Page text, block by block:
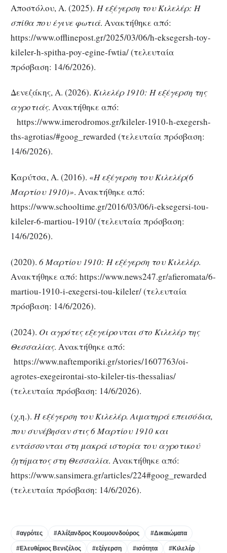
Αποστόλου, Α. (2025). Η εξέγερση του Κιλελέρ: Η
σπίθα που έγινε φωτιά. Ανακτήθηκε από:
https://www.offlinepost.gr/2025/03/06/h-eksegersh-toy-
kileler-h-spitha-poy-egine-fwtia/ (τελευταία
πρόσβαση: 14/6/2026).
Δενεζάκης, Α. (2026). Κιλελέρ 1910: Η εξέγερση της
αγροτιάς. Ανακτήθηκε από:
https://www.imerodromos.gr/kileler-1910-h-exegersh-
ths-agrotias/#goog_rewarded (τελευταία πρόσβαση:
14/6/2026).
Καρύτσα, Α. (2016). «Η εξέγερση του Κιλελέρ(6
Μαρτίου 1910)». Ανακτήθηκε από:
https://www.schooltime.gr/2016/03/06/i-eksegersi-tou-
kileler-6-martiou-1910/ (τελευταία πρόσβαση:
14/6/2026).
(2020). 6 Μαρτίου 1910: Η εξέγερση του Κιλελέρ.
Ανακτήθηκε από: https://www.news247.gr/afieromata/6-
martiou-1910-i-exegersi-tou-kileler/ (τελευταία
πρόσβαση: 14/6/2026).
(2024). Οι αγρότες εξεγείρονται στο Κιλελέρ της
Θεσσαλίας. Ανακτήθηκε από:
https://www.naftemporiki.gr/stories/1607763/oi-
agrotes-exegeirontai-sto-kileler-tis-thessalias/
(τελευταία πρόσβαση: 14/6/2026).
(χ.η.). Η εξέγερση του Κιλελέρ. Αιματηρά επεισόδια,
που συνέβησαν στις 6 Μαρτίου 1910 και
εντάσσονται στη μακρά ιστορία του αγροτικού
ζητήματος στη Θεσσαλία. Ανακτήθηκε από:
https://www.sansimera.gr/articles/224#goog_rewarded
(τελευταία πρόσβαση: 14/6/2026).
#αγρότες #Αλέξανδρος Κουμουνδούρος #Δικαιώματα
#Ελευθέριος Βενιζέλος #εξέγερση #ισότητα #Κιλελέρ